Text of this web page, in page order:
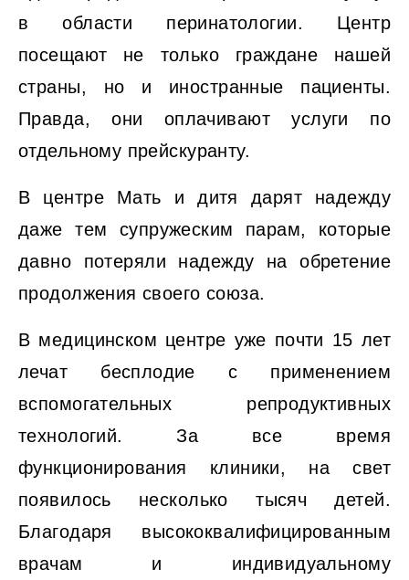
в области перинатологии. Центр
посещают не только граждане нашей
страны, но и иностранные пациенты.
Правда, они оплачивают услуги по
отдельному прейскуранту.
В центре Мать и дитя дарят надежду
даже тем супружеским парам, которые
давно потеряли надежду на обретение
продолжения своего союза.
В медицинском центре уже почти 15 лет
лечат бесплодие с применением
вспомогательных репродуктивных
технологий. За все время
функционирования клиники, на свет
появилось несколько тысяч детей.
Благодаря высококвалифицированным
врачам и индивидуальному